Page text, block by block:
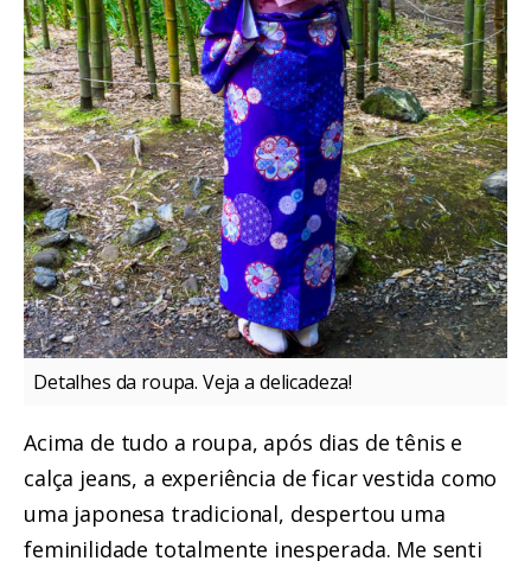
Detalhes da roupa. Veja a delicadeza!
Acima de tudo a roupa, após dias de tênis e
calça jeans, a experiência de ficar vestida como
uma japonesa tradicional, despertou uma
feminilidade totalmente inesperada. Me senti